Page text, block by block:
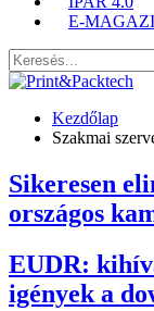
E-
Kezdőlap
Szakmai
Sikeresen
országos
EUDR:
igények a